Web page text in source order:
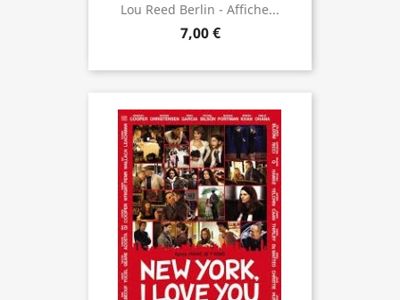
Lou Reed Berlin - Affiche...
7,00 €